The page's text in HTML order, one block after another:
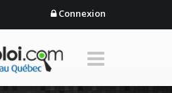
Connexion